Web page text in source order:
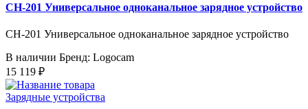
CH-201 Универсальное одноканальное зарядное устройство
CH-201 Универсальное одноканальное зарядное устройство
В наличии Бренд: Logocam
15 119 ₽
Зарядные устройства